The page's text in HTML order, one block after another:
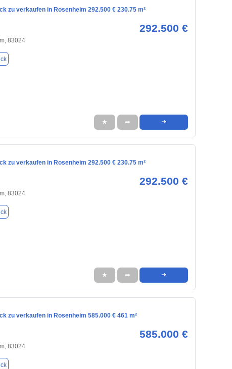
zu verkaufen in Rosenheim 292.500 € 230.75 m²
292.500 €
83024
★ ➦ ➜
zu verkaufen in Rosenheim 292.500 € 230.75 m²
292.500 €
83024
★ ➦ ➜
zu verkaufen in Rosenheim 585.000 € 461 m²
585.000 €
83024